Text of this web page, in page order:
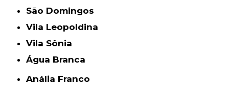
São Domingos
Vila Leopoldina
Vila Sônia
Água Branca
Anália Franco